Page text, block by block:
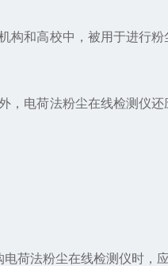
和高校中，被用于进行粉
电荷法粉尘在线检测仪还
法粉尘在线检测仪时，应